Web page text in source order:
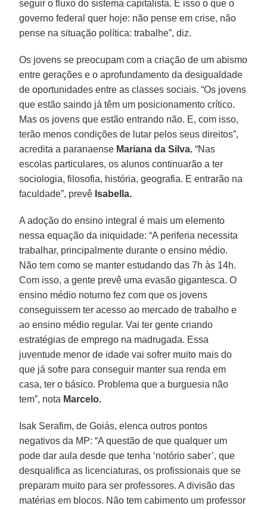
seguir o fluxo do sistema capitalista. É isso o que o
governo federal quer hoje: não pense em crise, não
pense na situação política: trabalhe”, diz.
Os jovens se preocupam com a criação de um abismo
entre gerações e o aprofundamento da desigualdade
de oportunidades entre as classes sociais. “Os jovens
que estão saindo já têm um posicionamento crítico.
Mas os jovens que estão entrando não. E, com isso,
terão menos condições de lutar pelos seus direitos”,
acredita a paranaense Mariana da Silva. “Nas
escolas particulares, os alunos continuarão a ter
sociologia, filosofia, história, geografia. E entrarão na
faculdade”, prevê Isabella.
A adoção do ensino integral é mais um elemento
nessa equação da iniquidade: “A periferia necessita
trabalhar, principalmente durante o ensino médio.
Não tem como se manter estudando das 7h às 14h.
Com isso, a gente prevê uma evasão gigantesca. O
ensino médio noturno fez com que os jovens
conseguissem ter acesso ao mercado de trabalho e
ao ensino médio regular. Vai ter gente criando
estratégias de emprego na madrugada. Essa
juventude menor de idade vai sofrer muito mais do
que já sofre para conseguir manter sua renda em
casa, ter o básico. Problema que a burguesia não
tem”, nota Marcelo.
Isak Serafim, de Goiás, elenca outros pontos
negativos da MP: “A questão de que qualquer um
pode dar aula desde que tenha ‘notório saber’, que
desqualifica as licenciaturas, os profissionais que se
preparam muito para ser professores. A divisão das
matérias em blocos. Não tem cabimento um professor